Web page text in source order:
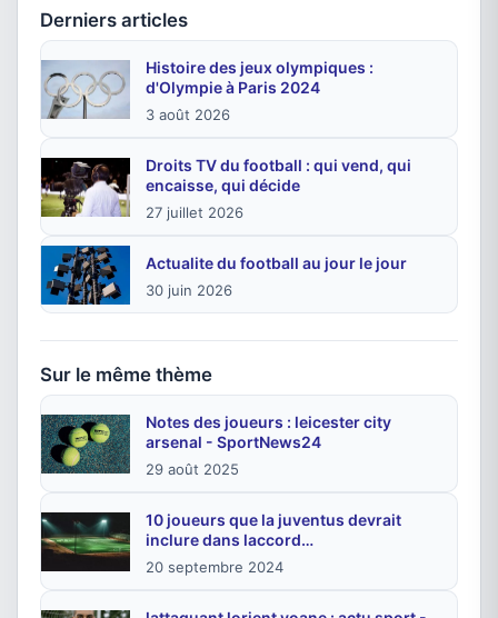
Derniers articles
Histoire des jeux olympiques :
d'Olympie à Paris 2024
3 août 2026
Droits TV du football : qui vend, qui
encaisse, qui décide
27 juillet 2026
Actualite du football au jour le jour
30 juin 2026
Sur le même thème
Notes des joueurs : leicester city
arsenal - SportNews24
29 août 2025
10 joueurs que la juventus devrait
inclure dans laccord…
20 septembre 2024